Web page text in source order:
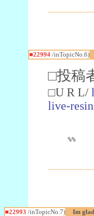
■22994/inTopicNo.6)
□投稿
□U R L/
live-
%%
■22993 /inTopicNo.7) Im